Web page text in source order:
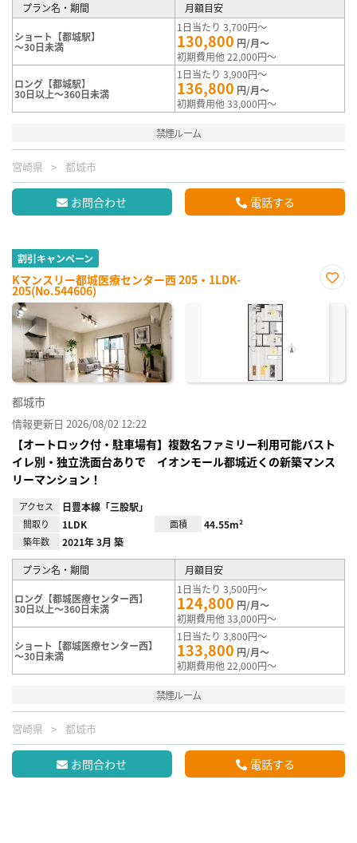
プラン名・期間 月額目安
ショート【都城駅】
～30日未満
1日当たり 3,700円～
130,800 円/月～
初期費用他 22,000円～
ロング【都城駅】
30日以上～360日未満
1日当たり 3,900円～
136,800 円/月～
初期費用他 33,000円～
禁煙ルーム
宮崎県 都城市
お問合わせ 電話する
割引キャンペーン
Kマンスリー都城医療センター西 205・1LDK-
205(No.544606)
に入
都城市
情報更新日 2026/08/02 12:22
【オートロック付・駐車場有】複数名ファミリー利用可能バスト
イレ別・独立洗面台ありで イオンモール都城近くの新築マンス
リーマンション！
アクセス 日豊本線「三股駅」
間取り 1LDK 面積 44.55m²
築年数 2021年 3月 築
プラン名・期間 月額目安
ロング【都城医療センター西】
30日以上～360日未満
1日当たり 3,500円～
124,800 円/月～
初期費用他 33,000円～
ショート【都城医療センター西】
～30日未満
1日当たり 3,800円～
133,800 円/月～
初期費用他 22,000円～
禁煙ルーム
宮崎県 都城市
お問合わせ 電話する